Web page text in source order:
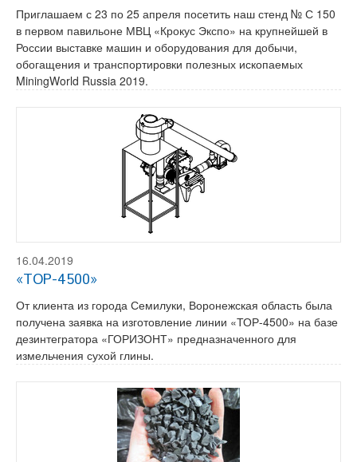
Приглашаем с 23 по 25 апреля посетить наш стенд № С 150
в первом павильоне МВЦ «Крокус Экспо» на крупнейшей в
России выставке машин и оборудования для добычи,
обогащения и транспортировки полезных ископаемых
MiningWorld Russia 2019.
16.04.2019
«ТОР-4500»
От клиента из города Семилуки, Воронежская область была
получена заявка на изготовление линии «ТОР-4500» на базе
дезинтегратора «ГОРИЗОНТ» предназначенного для
измельчения сухой глины.